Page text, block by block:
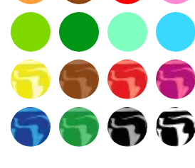
Vert Clair RAL 6018
Vert RAL 6029Vert Mint RAL
Bleu
Marbré SahelMarbré WoodMarbré Shupa
Marbré ArctikMarbré Menthe
Marbré